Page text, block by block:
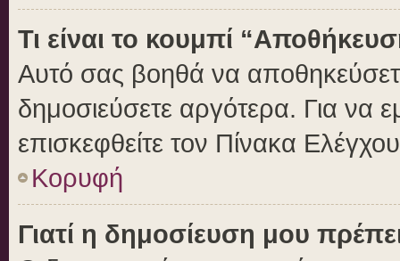
Τι είναι το κουμπί
Αυτό σας βοηθά να
δημοσιεύσετε αργότερα. Για να
επισκεφθείτε τον Πίνακα
Κορυφή
Γιατί η δημοσίευση μου